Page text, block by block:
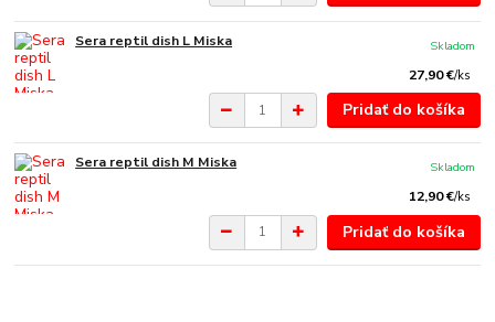
Sera reptil dish L Miska
27,90 €/ks
Skladom
Pridať do košíka
Sera reptil dish M Miska
12,90 €/ks
Skladom
Pridať do košíka